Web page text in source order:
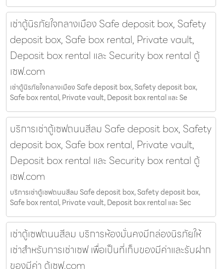
เช่าตู้นิรภัยใจกลางเมือง Safe deposit box, Safety
deposit box, Safe box rental, Private vault,
Deposit box rental และ Security box rental ตู้
เซฟ.com
เช่าตู้นิรภัยใจกลางเมือง Safe deposit box, Safety deposit box,
Safe box rental, Private vault, Deposit box rental และ Se
บริการเช่าตู้เซฟถนนสีลม Safe deposit box, Safety
deposit box, Safe box rental, Private vault,
Deposit box rental และ Security box rental ตู้
เซฟ.com
บริการเช่าตู้เซฟถนนสีลม Safe deposit box, Safety deposit box,
Safe box rental, Private vault, Deposit box rental และ Sec
เช่าตู้เซฟถนนสีลม บริการห้องมั่นคงมีกล่องนิรภัยให้
เช่าสำหรับการเช่าเซฟ เพื่อเป็นที่เก็บของมีค่าและรับฝาก
ของมีค่า ตู้เซฟ.com